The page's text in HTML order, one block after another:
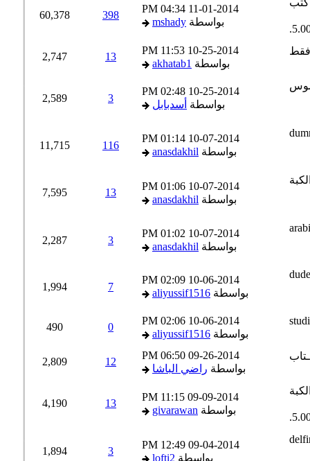
11-01-2014
04:34 PM
بواسطةmshady
398
60,378
10-25-2014
11:53 PM
بواسطةakhatab1
13
2,747
10-25-2014
02:48 PM
بواسطةأسدبابل
2,589
10-07-2014
01:14 PM
بواسطةanasdakhil
116
11,715
10-07-2014
01:06 PM
بواسطةanasdakhil
13
7,595
10-07-2014
01:02 PM
بواسطةanasdakhil
2,287
10-06-2014
02:09 PM
بواسطةaliyussif1516
1,994
10-06-2014
02:06 PM
بواسطةaliyussif1516
490
09-26-2014
06:50 PM
بواسطةراضي الباشا
12
2,809
09-09-2014
11:15 PM
بواسطةgivarawan
13
4,190
09-04-2014
12:49 PM
بواسطةlofti2
1,894